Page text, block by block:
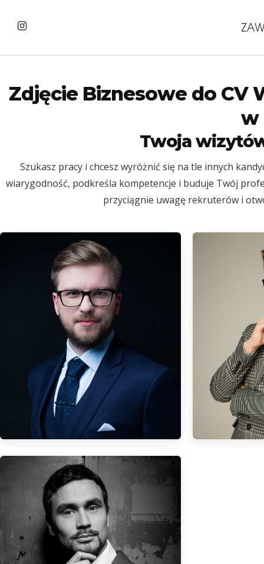
Zdjęcie Biznesowe do CV
w
Twoja
Szukasz pracy i chcesz wyróżnić się na tle innych
wiarygodność, podkreśla kompetencje i buduje Twój
przyciągnie uwagę rekruterów i